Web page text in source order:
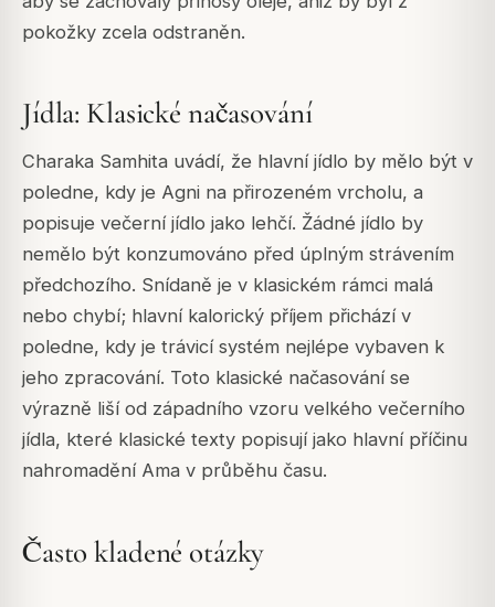
pokožky zcela odstraněn.
Jídla: Klasické načasování
Charaka Samhita uvádí, že hlavní jídlo by mělo být v
poledne, kdy je Agni na přirozeném vrcholu, a
popisuje večerní jídlo jako lehčí. Žádné jídlo by
nemělo být konzumováno před úplným strávením
předchozího. Snídaně je v klasickém rámci malá
nebo chybí; hlavní kalorický příjem přichází v
poledne, kdy je trávicí systém nejlépe vybaven k
jeho zpracování. Toto klasické načasování se
výrazně liší od západního vzoru velkého večerního
jídla, které klasické texty popisují jako hlavní příčinu
nahromadění Ama v průběhu času.
Často kladené otázky